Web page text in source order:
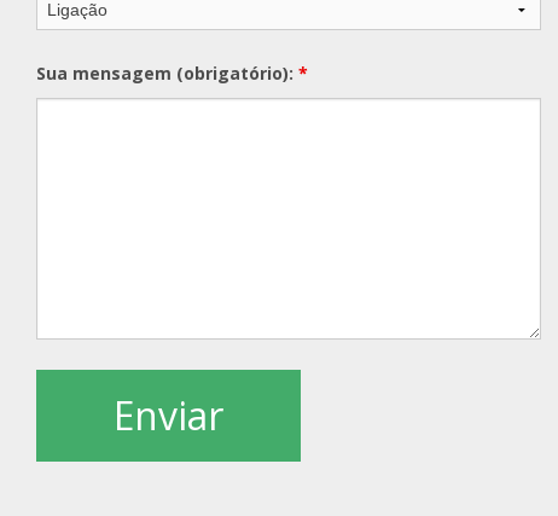
Sua mensagem (obrigatório): *